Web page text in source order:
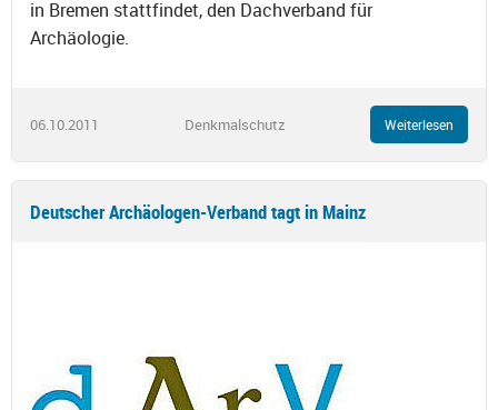
in Bremen stattfindet, den Dachverband für
Archäologie.
06.10.2011 Denkmalschutz Weiterlesen
Deutscher Archäologen-Verband tagt in Mainz